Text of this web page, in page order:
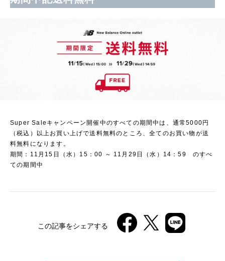
Super Saleキャンペーン開催中のすべての期間中は、通常5000円
（税込）以上お買い上げで送料無料のところ、全てのお買い物が送
料無料になります。
期間：11月15日（水）15：00 ～ 11月29日（水）14：59 のすべ
ての期間中
この記事をシェアする